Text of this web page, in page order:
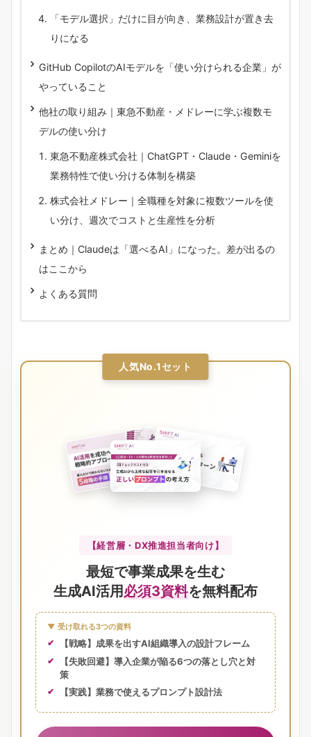
「モデル選択」だけに目が向き、業務設計が置き去
りになる
GitHub CopilotのAIモデルを「使い分けられる企業」が
やっていること
他社の取り組み｜東急不動産・メドレーに学ぶ複数モ
デルの使い分け
東急不動産株式会社｜ChatGPT・Claude・Geminiを
業務特性で使い分ける体制を構築
株式会社メドレー｜全職種を対象に複数ツールを使
い分け、週次でコストと生産性を分析
まとめ｜Claudeは「選べるAI」になった。差が出るの
はここから
よくある質問
人気No.1セット
【経営層・DX推進担当者向け】
最短で事業成果を生む
生成AI活用必須3資料を無料配布
▼ 受け取れる3つの資料
【戦略】成果を出すAI組織導入の設計フレーム
【失敗回避】導入企業が陥る6つの落とし穴と対
策
【実践】業務で使えるプロンプト設計法